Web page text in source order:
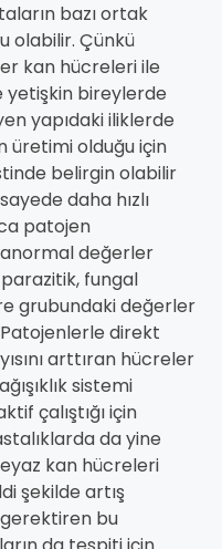
bazı ortak
olabilir. Çünkü
kan hücreleri ile
yetişkin bireylerde
yapıdaki iliklerde
üretimi olduğu için
belirgin olabilir
daha hızlı
patojen
değerler
fungal
grubundaki değerler
direkt
arttıran hücreler
sistemi
çalıştığı için
da yine
kan hücreleri
şekilde artış
gerektiren bu